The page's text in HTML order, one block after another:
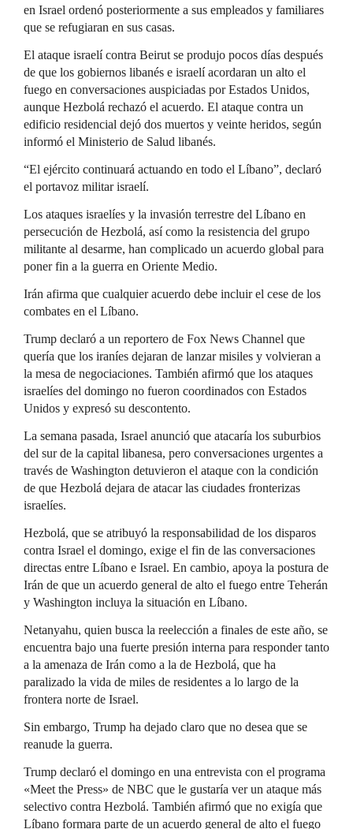
en Israel ordenó posteriormente a sus empleados y familiares
que se refugiaran en sus casas.
El ataque israelí contra Beirut se produjo pocos días después
de que los gobiernos libanés e israelí acordaran un alto el
fuego en conversaciones auspiciadas por Estados Unidos,
aunque Hezbolá rechazó el acuerdo. El ataque contra un
edificio residencial dejó dos muertos y veinte heridos, según
informó el Ministerio de Salud libanés.
“El ejército continuará actuando en todo el Líbano”, declaró
el portavoz militar israelí.
Los ataques israelíes y la invasión terrestre del Líbano en
persecución de Hezbolá, así como la resistencia del grupo
militante al desarme, han complicado un acuerdo global para
poner fin a la guerra en Oriente Medio.
Irán afirma que cualquier acuerdo debe incluir el cese de los
combates en el Líbano.
Trump declaró a un reportero de Fox News Channel que
quería que los iraníes dejaran de lanzar misiles y volvieran a
la mesa de negociaciones. También afirmó que los ataques
israelíes del domingo no fueron coordinados con Estados
Unidos y expresó su descontento.
La semana pasada, Israel anunció que atacaría los suburbios
del sur de la capital libanesa, pero conversaciones urgentes a
través de Washington detuvieron el ataque con la condición
de que Hezbolá dejara de atacar las ciudades fronterizas
israelíes.
Hezbolá, que se atribuyó la responsabilidad de los disparos
contra Israel el domingo, exige el fin de las conversaciones
directas entre Líbano e Israel. En cambio, apoya la postura de
Irán de que un acuerdo general de alto el fuego entre Teherán
y Washington incluya la situación en Líbano.
Netanyahu, quien busca la reelección a finales de este año, se
encuentra bajo una fuerte presión interna para responder tanto
a la amenaza de Irán como a la de Hezbolá, que ha
paralizado la vida de miles de residentes a lo largo de la
frontera norte de Israel.
Sin embargo, Trump ha dejado claro que no desea que se
reanude la guerra.
Trump declaró el domingo en una entrevista con el programa
«Meet the Press» de NBC que le gustaría ver un ataque más
selectivo contra Hezbolá. También afirmó que no exigía que
Líbano formara parte de un acuerdo general de alto el fuego